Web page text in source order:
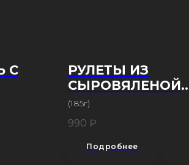
С
РУЛЕТЫ ИЗ
СЫРОВЯЛЕНОЙ
ГОВЯДИНЫ
(185г)
990 ₽
Подробнее